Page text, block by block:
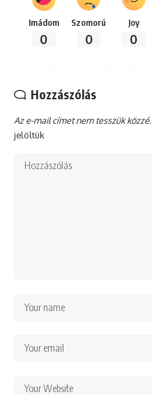
Imádom
0
Szomorú
0
Joy
0
Hozzászólás
Az e-mail címet nem tesszük közzé.
jelöltük